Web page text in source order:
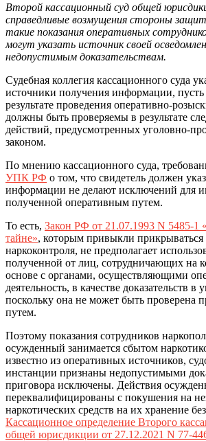
Второй кассационный суд общей
справедливые возмущения стороны
такие показания оперативных
могут указать источник своей
недопустимым доказательствам.
Судебная коллегия кассационного суда
источники получения информации,
результате проведения оперативно-
должны быть проверяемы в результате
действий, предусмотренных уголовно-
законом.
По мнению кассационного суда,
УПК РФ о том, что свидетель должен
информации не делают исключений для
полученной оперативным путем.
То есть, Закон РФ от 21.07.1993 N 5485-1
тайне», которым привыкли прикрываться
наркоконтроля, не предполагает
полученной от лиц, сотрудничающих на
основе с органами, осуществляющими
деятельность, в качестве доказательств в
поскольку она не может быть проверена
путем.
Поэтому показания сотрудников
осужденный занимается сбытом
известно из оперативных источников,
инстанции признаны недопустимыми
приговора исключены. Действия
переквалифицированы с покушения на
наркотических средств на их хранение
Кассационное определение Второго
общей юрисдикции от 27.12.2021 N 77-